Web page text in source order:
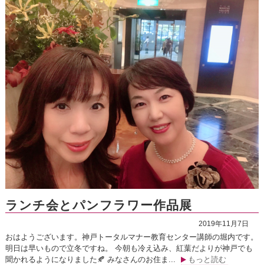
ランチ会とパンフラワー作品展
2019年11月7日
おはようございます。神戸トータルマナー教育センター講師の堀内です。
明日は早いもので立冬ですね。 今朝も冷え込み、紅葉だよりが神戸でも
聞かれるようになりました🍂 みなさんのお住ま...
もっと読む